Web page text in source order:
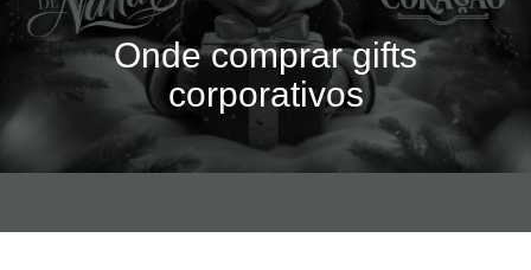
Onde comprar gifts
corporativos